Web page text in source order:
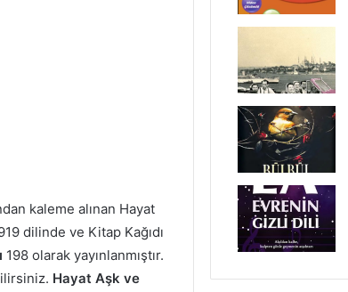
kaleme alınan Hayat
dilinde ve Kitap Kağıdı
198 olarak yayınlanmıştır.
Hayat Aşk ve